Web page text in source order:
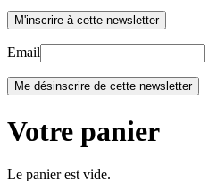
Email
Votre panier
Le panier est vide.